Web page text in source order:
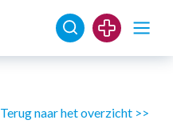
Terug naar het overzicht >>